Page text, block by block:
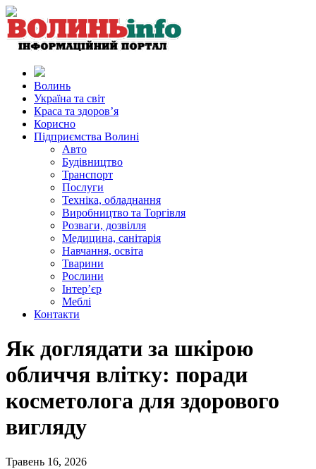
Волинь
Україна та світ
Краса та здоров’я
Корисно
Підприємства Волині
Авто
Будівництво
Транспорт
Послуги
Техніка, обладнання
Виробництво та Торгівля
Розваги, дозвілля
Медицина, санітарія
Навчання, освіта
Тварини
Рослини
Інтер’єр
Меблі
Контакти
Як доглядати за шкірою
обличчя влітку: поради
косметолога для здорового
вигляду
Травень 16, 2026